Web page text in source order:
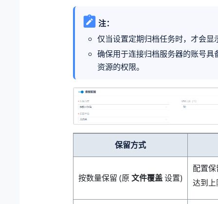
注：
仅当设置定期归档任务时，才会显
确保用于连接归档服务器的账号具
资源的权限。
保留方式
按数量保留 (原 文件覆盖设置)
配置
达到